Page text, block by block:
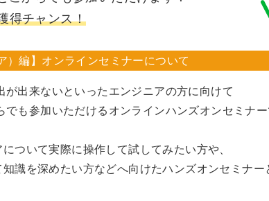
得チャンス！
）編】オンラインセミナーについて
出来ないといったエンジニアの方に向けて
も参加いただけるオンラインハンズオンセミナー
ついて実際に操作して試してみたい方や、
識を深めたい方などへ向けたハンズオンセミナー